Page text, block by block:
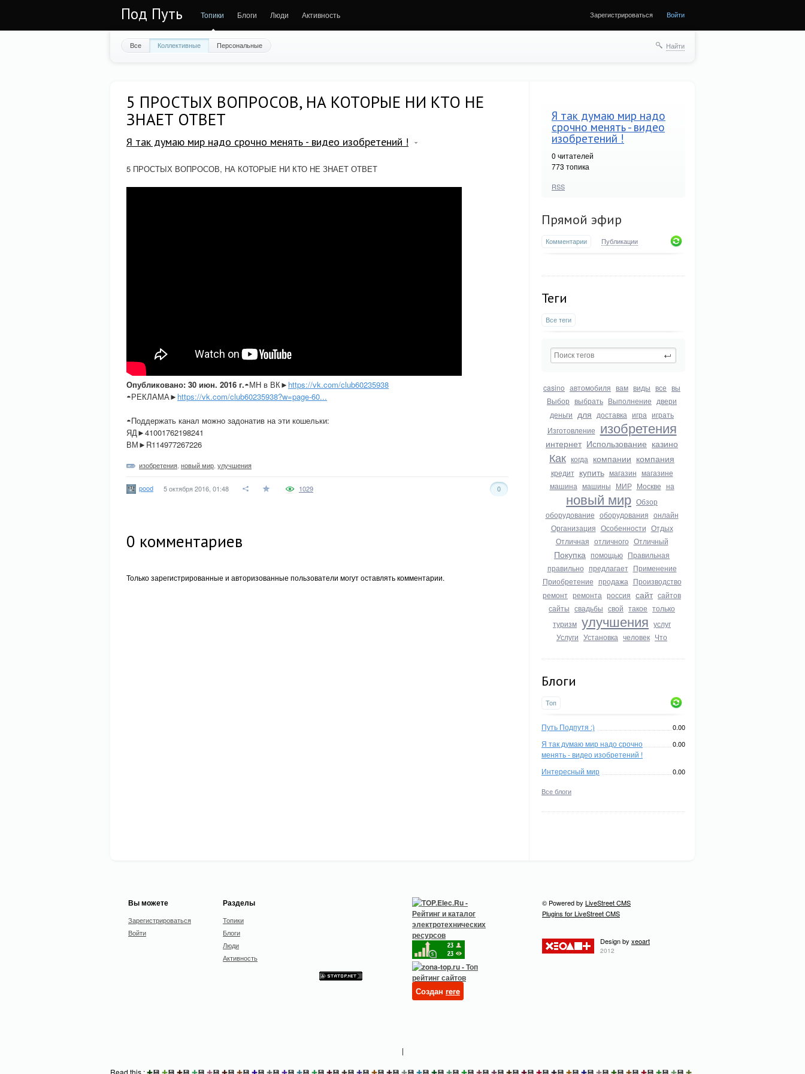
Под Путь Топики Блоги Люди Активность Зарегистрироваться Войти
Все Коллективные Персональные Найти
Я так думаю мир надо
срочно менять - видео
изобретений !
0 читателей
773 топика
RSS
Прямой эфир
Комментарии Публикации
Теги
Все теги
casino автомобиля вам виды все вы
Выбор выбрать Выполнение двери
деньги для доставка игра играть
Изготовление изобретения
интернет Использование казино
Как когда компании компания
кредит купить магазин магазине
машина машины МИР Москве на
новый мир Обзор
оборудование оборудования онлайн
Организация Особенности Отдых
Отличная отличного Отличный
Покупка помощью Правильная
правильно предлагает Применение
Приобретение продажа Производство
ремонт ремонта россия сайт сайтов
сайты свадьбы свой такое только
туризм улучшения услуг
Услуги Установка человек Что
Блоги
Топ
Путь Подпутя :) 0.00
Я так думаю мир надо срочно
менять - видео изобретений !
0.00
Интересный мир 0.00
Все блоги
5 ПРОСТЫХ ВОПРОСОВ, НА КОТОРЫЕ НИ КТО НЕ
ЗНАЕТ ОТВЕТ
Я так думаю мир надо срочно менять - видео изобретений !
5 ПРОСТЫХ ВОПРОСОВ, НА КОТОРЫЕ НИ КТО НЕ ЗНАЕТ ОТВЕТ
Опубликовано: 30 июн. 2016 г.◓МН в ВК► https://vk.com/club60235938
◓РЕКЛАМА► https://vk.com/club60235938?w=page-60...
◓Поддержать канал можно задонатив на эти кошельки:
ЯД►41001762198241
ВМ►R114977267226
изобретения новый мир улучшения
pood 5 октября 2016, 01:48 0
1029
0 комментариев
Только зарегистрированные и авторизованные пользователи могут оставлять комментарии.
Вы можете
Зарегистрироваться
Войти
Разделы
Топики
Блоги
Люди
Активность
Создан rere
© Powered by LiveStreet CMS
Plugins for LiveStreet CMS
Design by xeoart
2012
|
Read this :✚💾 ✚💾 ✚💾 ✚💾 ✚💾 ✚💾 ✚💾 ✚💾 ✚💾 ✚💾 ✚💾 ✚💾 ✚💾 ✚💾 ✚💾 ✚💾 ✚💾 ✚💾 ✚💾 ✚💾 ✚💾 ✚💾 ✚💾 ✚💾 ✚💾 ✚💾 ✚💾 ✚💾 ✚💾 ✚💾 ✚💾 ✚💾 ✚💾 ✚💾 ✚💾 ✚💾 ✚